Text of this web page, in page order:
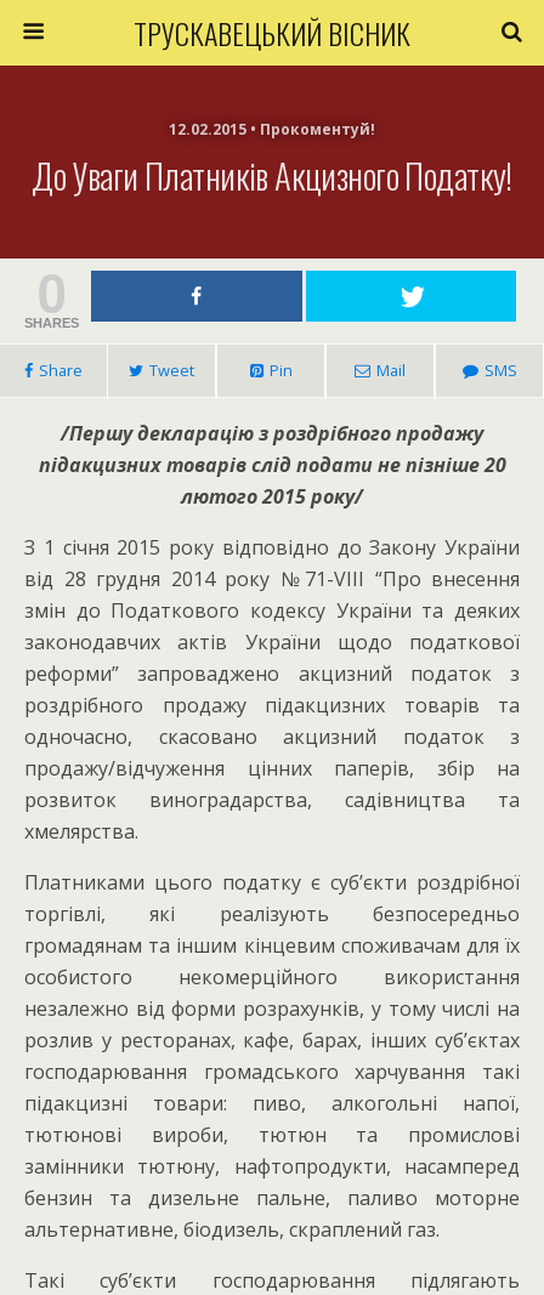
ТРУСКАВЕЦЬКИЙ ВІСНИК
12.02.2015 • Прокоментуй!
До Уваги Платників Акцизного Податку!
0
SHARES
Share Tweet Pin Mail SMS
/Першу декларацію з роздрібного продажу
підакцизних товарів слід подати не пізніше 20
лютого 2015 року/
З 1 січня 2015 року відповідно до Закону України
від 28 грудня 2014 року №71-VІІІ “Про внесення
змін до Податкового кодексу України та деяких
законодавчих актів України щодо податкової
реформи” запроваджено акцизний податок з
роздрібного продажу підакцизних товарів та
одночасно, скасовано акцизний податок з
продажу/відчуження цінних паперів, збір на
розвиток виноградарства, садівництва та
хмелярства.
Платниками цього податку є суб’єкти роздрібної
торгівлі, які реалізують безпосередньо
громадянам та іншим кінцевим споживачам для їх
особистого некомерційного використання
незалежно від форми розрахунків, у тому числі на
розлив у ресторанах, кафе, барах, інших суб’єктах
господарювання громадського харчування такі
підакцизні товари: пиво, алкогольні напої,
тютюнові вироби, тютюн та промислові
замінники тютюну, нафтопродукти, насамперед
бензин та дизельне пальне, паливо моторне
альтернативне, біодизель, скраплений газ.
Такі суб’єкти господарювання підлягають